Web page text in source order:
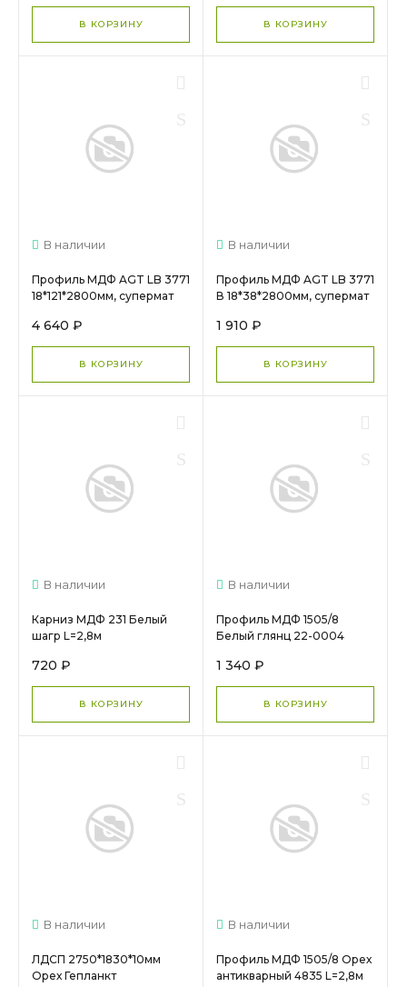
В КОРЗИНУ В КОРЗИНУ
В наличии
Профиль МДФ AGT LB 3771
18*121*2800мм, супермат
Cream) (Заказ)
4 640 ₽
В КОРЗИНУ
В наличии
Профиль МДФ AGT LB 3771
В 18*38*2800мм, супермат
Cream) (Заказ)
1 910 ₽
В КОРЗИНУ
В наличии
Карниз МДФ 231 Белый
шагр L=2,8м
720 ₽
В КОРЗИНУ
В наличии
Профиль МДФ 1505/8
Белый глянц 22-0004
1 340 ₽
В КОРЗИНУ
В наличии
ЛДСП 2750*1830*10мм
Орех Гепланкт
В наличии
Профиль МДФ 1505/8 Орех
антикварный 4835 L=2,8м